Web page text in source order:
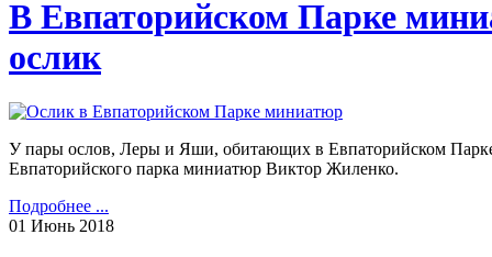
В Евпаторийском Парке
ослик
У пары ослов, Леры и Яши, обитающих в Евпаторийском
Евпаторийского парка миниатюр Виктор Жиленко.
Подробнее ...
01 Июнь 2018